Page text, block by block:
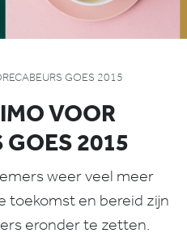
GOES 2015
VOOR
GOES 2015
weer veel meer
toekomst en bereid zijn
eronder te zetten.